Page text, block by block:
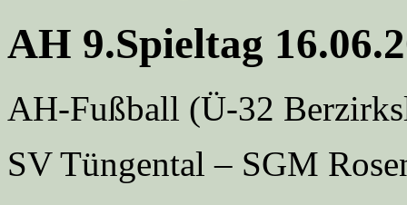
AH 9.Spieltag
AH-Fußball (Ü-32
SV Tüngental – SGM